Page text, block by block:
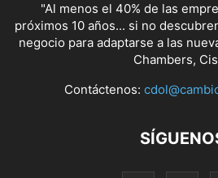
"Al menos el 40% de las
próximos 10 años... si no
negocio para adaptarse a las
Chambers,
Contáctenos: